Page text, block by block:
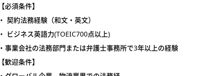
【必須条件】
・ 契約法務経験（和文・英文）
・ ビジネス英語力(TOEIC700点以上)
・事業会社の法務部門または弁護士事務所で3年以上の経験
【歓迎条件】